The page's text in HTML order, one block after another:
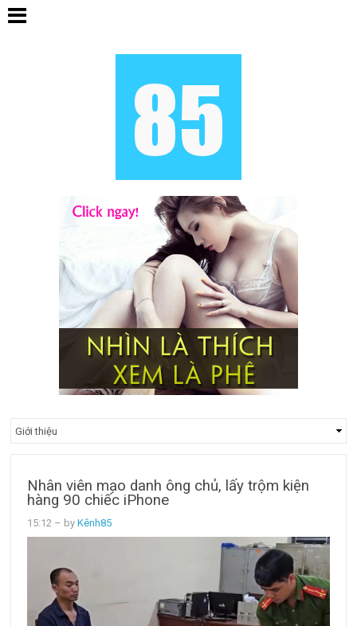
Nhân viên mạo danh ông chủ, lấy trộm kiện
hàng 90 chiếc iPhone
15:12 – byKênh85